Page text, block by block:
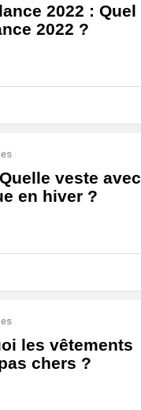
2022 : Quel
2022 ?
veste avec
en hiver ?
les vêtements
chers ?